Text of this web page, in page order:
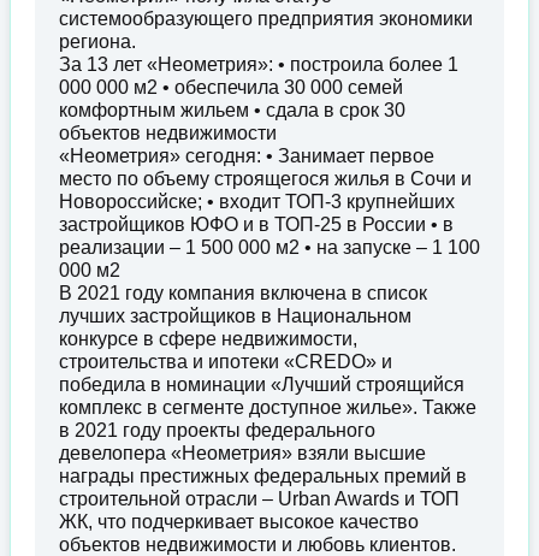
системообразующего предприятия экономики
региона.
За 13 лет «Неометрия»: • построила более 1
000 000 м2 • обеспечила 30 000 семей
комфортным жильем • сдала в срок 30
объектов недвижимости
«Неометрия» сегодня: • Занимает первое
место по объему строящегося жилья в Сочи и
Новороссийске; • входит ТОП-3 крупнейших
застройщиков ЮФО и в ТОП-25 в России • в
реализации – 1 500 000 м2 • на запуске – 1 100
000 м2
В 2021 году компания включена в список
лучших застройщиков в Национальном
конкурсе в сфере недвижимости,
строительства и ипотеки «CREDO» и
победила в номинации «Лучший строящийся
комплекс в сегменте доступное жилье». Также
в 2021 году проекты федерального
девелопера «Неометрия» взяли высшие
награды престижных федеральных премий в
строительной отрасли – Urban Awards и ТОП
ЖК, что подчеркивает высокое качество
объектов недвижимости и любовь клиентов.